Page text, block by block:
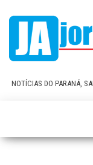
content
NOTÍCIAS DO PARANÁ,